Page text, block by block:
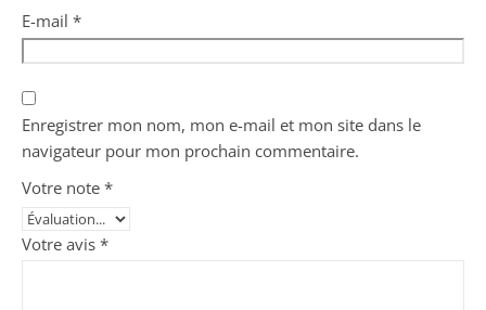
E-mail *
Enregistrer mon nom, mon e-mail et mon site dans le
navigateur pour mon prochain commentaire.
Votre note *
Votre avis *